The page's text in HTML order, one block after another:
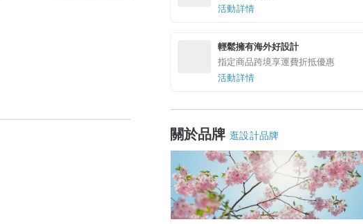
活動詳情
輕鬆擁有海外好設計
指定商品跨境享運費折抵優惠
活動詳情
關於品牌 逛設計品牌